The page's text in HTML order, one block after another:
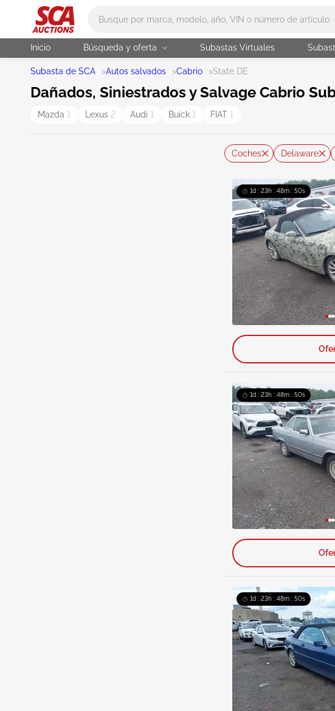
Inicio Búsqueda y oferta Subastas Virtuales
Subasta de SCA >Autos salvados >Cabrio >State DE
Dañados, Siniestrados y Salvage Cabrio
Mazda 1 Lexus 2 Audi 1 Buick 1 FIAT 1
Coches Delaware
1d : 23h : 48m : 49s
1d : 23h : 48m : 49s
1d : 23h : 48m : 49s